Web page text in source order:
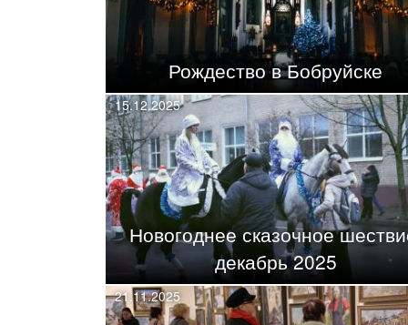
Рождество в Бобруйске
15.12.2025
Новогоднее сказочное
декабрь 2025
21.11.2025